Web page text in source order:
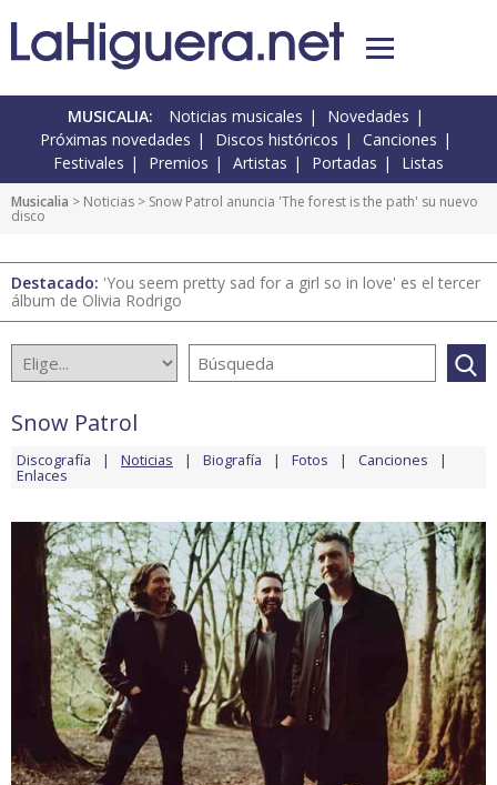
MUSICALIA: Noticias musicales
Novedades
Próximas novedades
Discos históricos
Canciones
Festivales
Premios Artistas Portadas Listas
Musicalia > Noticias > Snow Patrol anuncia 'The forest is the path' su nuevo
disco
Destacado: 'You seem pretty sad for a girl so in love' es el tercer
álbum de Olivia Rodrigo
Snow Patrol
Discografía Noticias Biografía Fotos Canciones
Enlaces